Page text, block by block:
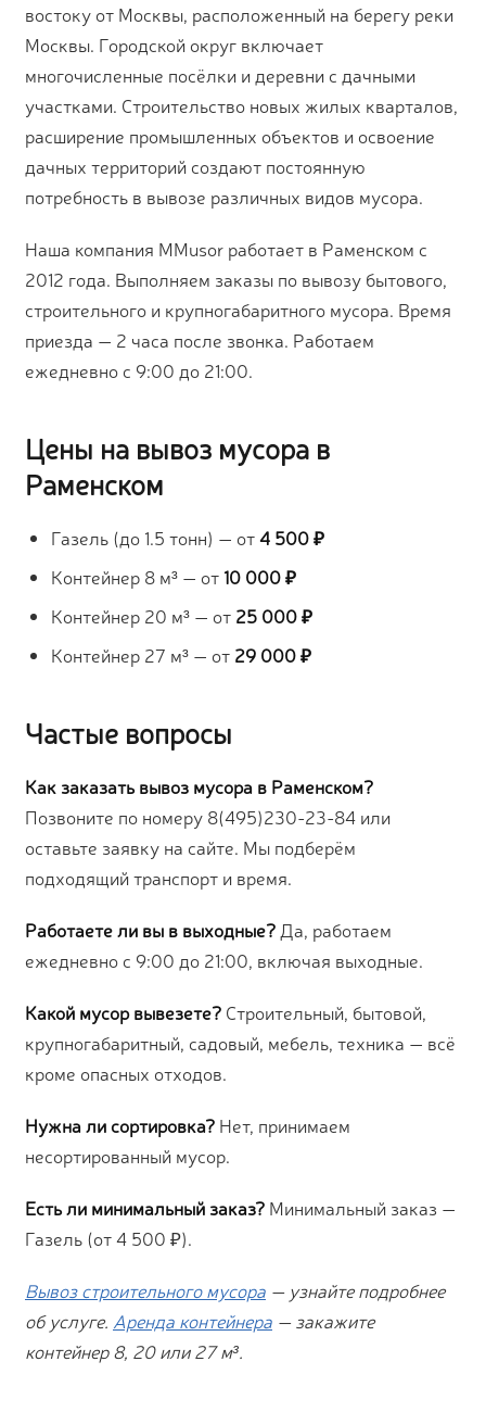
востоку от Москвы, расположенный на берегу реки
Москвы. Городской округ включает
многочисленные посёлки и деревни с дачными
участками. Строительство новых жилых кварталов,
расширение промышленных объектов и освоение
дачных территорий создают постоянную
потребность в вывозе различных видов мусора.
Наша компания MMusor работает в Раменском с
2012 года. Выполняем заказы по вывозу бытового,
строительного и крупногабаритного мусора. Время
приезда — 2 часа после звонка. Работаем
ежедневно с 9:00 до 21:00.
Цены на вывоз мусора в
Раменском
Газель (до 1.5 тонн) — от4 500 ₽
Контейнер 8 м³ — от 10 000 ₽
Контейнер 20 м³ — от 25 000 ₽
Контейнер 27 м³ — от 29 000 ₽
Частые вопросы
Как заказать вывоз мусора в Раменском?
Позвоните по номеру 8(495)230-23-84 или
оставьте заявку на сайте. Мы подберём
подходящий транспорт и время.
Работаете ли вы в выходные? Да, работаем
ежедневно с 9:00 до 21:00, включая выходные.
Какой мусор вывезете? Строительный, бытовой,
крупногабаритный, садовый, мебель, техника — всё
кроме опасных отходов.
Нужна ли сортировка? Нет, принимаем
несортированный мусор.
Есть ли минимальный заказ? Минимальный заказ —
Газель (от 4 500 ₽).
Вывоз строительного мусора — узнайте подробнее
об услуге. Аренда контейнера — закажите
контейнер 8, 20 или 27 м³.